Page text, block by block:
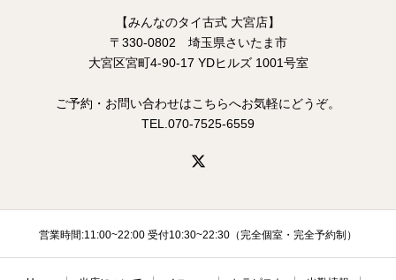
【みんなのタイ古式 大宮店】
〒330-0802 埼玉県さいたま市
大宮区宮町4-90-17 YDヒルズ 1001号室
ご予約・お問い合わせはこちらへお気軽にどうぞ。
TEL.070-7525-6559
営業時間:11:00~22:00 受付10:30~22:30（完全個室・完全予約制）